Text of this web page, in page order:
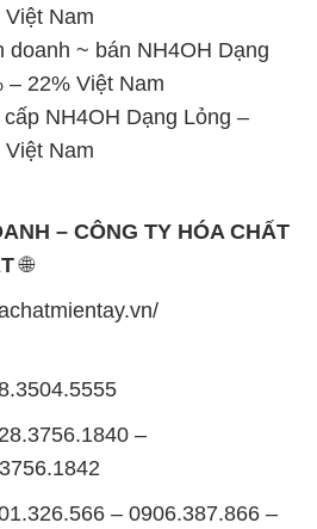
Nam
~ bán NH4OH Dạng
– 22% Việt Nam
NH4OH Dạng Lỏng –
Nam
– CÔNG TY HÓA CHẤT
🌐
–
– 0906.387.866 –